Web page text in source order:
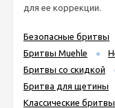
для ее коррекции.
Безопасные бритвы
Бритвы Muehle
Бритвы со скидкой
Бритва для щетины
Классические бритвы